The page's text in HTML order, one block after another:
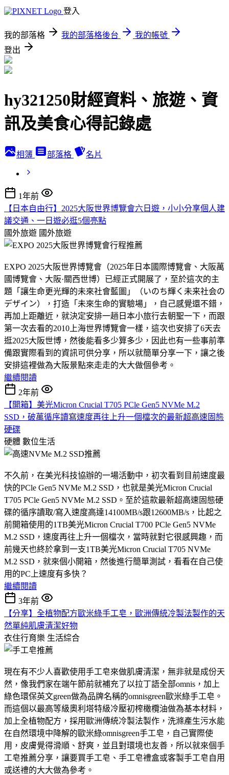
登入
我的部落格 我的部落格後台
我的帳號
登出
hy321250財經資料、旅遊、資
訊及美食心得記錄處
相簿 部落格 名片
1年前
【日本自由行】2025大阪世界博覽會六日遊，小小分享個人建
議交通、一日遊必逛5個亮點
國外旅遊 國外旅遊
EXPO 2025大阪世界博覽會（2025年日本國際博覽會、大阪萬
國博覽會、大阪·關西世博）已經正式開展了，至於這次的主
題「讓生命更光輝的未來社會藍圖」（いのち輝く未来社会の
デザイン），打造「未來生命的實驗場」，自己感覺還不錯，
再加上距離近，就決定安排一趟日本小旅行去朝聖一下，而跟
第一次去看的2010上海世界博覽會一樣，這次也安排了6天去
逛2025大阪世博，然後能看多少算多少，因此也有一些事前準
備跟實際看到的資訊可供分享，所以就簡單分享一下，讓之後
安排這裡做為大阪景點來走走的大大做個參考。
繼續閱讀
2年前
【開箱】美光Micron Crucial T705 PCle Gen5 NVMe M.2
SSD，破萬循序讀寫速度再往上升一個檔次的最新超高速固態
硬碟
硬體 數位生活
不久前，在美光科技協辦的一場活動中，初次看到目前速度最
快的PCle Gen5 NVMe M.2 SSD，也就是美光Micron Crucial
T705 PCle Gen5 NVMe M.2 SSD。至於這款最新超高速固態硬
碟的循序讀取/寫入速度高達14100MB/s跟12600MB/s，比起之
前開箱使用的1TB美光Micron Crucial T700 PCle Gen5 NVMe
M.2 SSD，速度再往上升一個檔次，當時就對它很感興趣，而
前幾天也終於拿到一支1TB美光Micron Crucial T705 NVMe
M.2 SSD，就來個小開箱，然後進行簡單測試，看看在自己使
用的PC上速度有多快？
繼續閱讀
3年前
【分享】全植物配方歐米綠手工皂，歐洲傳統冷製法製作的天
然單純肌膚清潔好物
衣住行育樂 生活綜合
現在有不少人喜歡使用手工皂來做肌膚清潔，無非就是成份天
然，像我們家在端午節前就補充了以拉丁語全部omnis，加上
綠色環保英文green做為品牌名稱的omnisgreen歐米綠手工皂。
而這個以最高等級奧利塔特級冷壓初榨橄欖油做為基本材料，
加上全植物配方，採用歐洲傳統冷製法製作，洗滌產生污水能
在自然環境中降解的歐米綠omnisgreen手工皂，自己實際使
用，皮膚覺得滑順、舒爽，並且對環境也友善，所以就來個手
工皂推薦分享，讓要買手工皂、手工皂禮盒或客製手工皂自用
或送禮的大大做為參考。